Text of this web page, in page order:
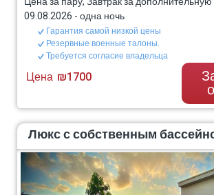
09.08.2026 -одна ночь
Гарантия самой низкой цены
Резервные военные талоны.
Требуется согласие владельца
Цена ₪1700
Люкс с собственным